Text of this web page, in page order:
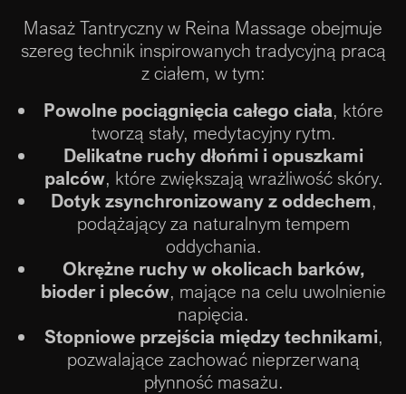
Masaż Tantryczny w Reina Massage obejmuje
szereg technik inspirowanych tradycyjną pracą
z ciałem, w tym:
Powolne pociągnięcia całego ciała, które
tworzą stały, medytacyjny rytm.
Delikatne ruchy dłońmi i opuszkami
palców, które zwiększają wrażliwość skóry.
Dotyk zsynchronizowany z oddechem,
podążający za naturalnym tempem
oddychania.
Okrężne ruchy w okolicach barków,
bioder i pleców, mające na celu uwolnienie
napięcia.
Stopniowe przejścia między technikami,
pozwalające zachować nieprzerwaną
płynność masażu.